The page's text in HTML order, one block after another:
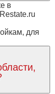
в
для